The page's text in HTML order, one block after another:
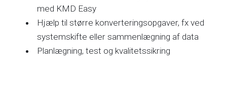
med KMD Easy
Hjælp til større konverteringsopgaver, fx ved
systemskifte eller sammenlægning af data
Planlægning, test og kvalitetssikring